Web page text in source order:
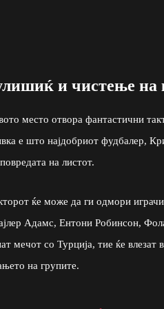
и чистење на
место отвора фантастични
е што најдобриот фудбалер,
на листот.
ќе може да ги одмори
Адамс, Ентони Робинсон,
мечот со Турција, тие ќе
на групите.